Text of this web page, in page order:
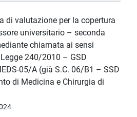
di valutazione per la copertura
universitario – seconda
chiamata ai sensi
240/2010 – GSD
05/A (già S.C. 06/B1 – SSD
di Medicina e Chirurgia di